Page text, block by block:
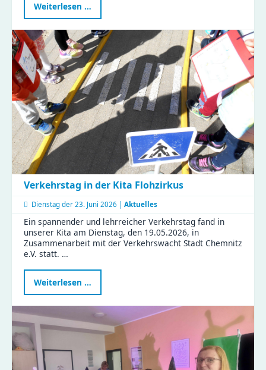
Weiterlesen …
im
Zeisigwald:
Familien
feiern
Muttertag
mit
Tiergeschichten
und
Bastelspaß
Verkehrstag in der Kita Flohzirkus
Dienstag der 23. Juni 2026 | Aktuelles
Ein spannender und lehrreicher Verkehrstag fand in
unserer Kita am Dienstag, den 19.05.2026, in
Zusammenarbeit mit der Verkehrswacht Stadt Chemnitz
e.V. statt. …
Weiterlesen …
in
Kita
Flohzirkus